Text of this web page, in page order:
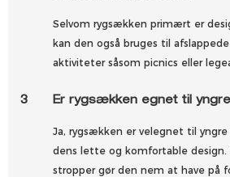
Selvom rygsækken primært er
kan den også bruges til
aktiviteter såsom picnics eller
3 Er rygsækken egnet til
Ja, rygsækken er velegnet til
dens lette og komfortable design.
stropper gør den nem at have på